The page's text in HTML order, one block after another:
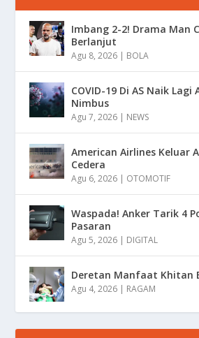
Imbang 2-2! Drama Man
Berlanjut
Agu 8, 2026 | BOLA
COVID-19 Di AS Naik
Nimbus
Agu 7, 2026 | NEWS
American Airlines Keluar
Cedera
Agu 6, 2026 | OTOMOTIF
Waspada! Anker Tarik 4
Pasaran
Agu 5, 2026 | DIGITAL
Deretan Manfaat Khitan
Agu 4, 2026 | RAGAM